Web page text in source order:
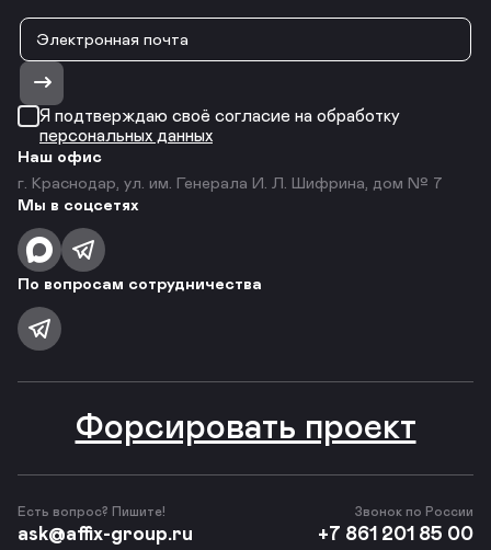
Я подтверждаю своё согласие на обработку
персональных данных
Наш офис
г. Краснодар, ул. им. Генерала И. Л. Шифрина, дом № 7
Мы в соцсетях
По вопросам сотрудничества
Есть вопрос? Пишите!
ask@affix-group.ru
Форсировать проект
Звонок по России
+7 861 201 85 00